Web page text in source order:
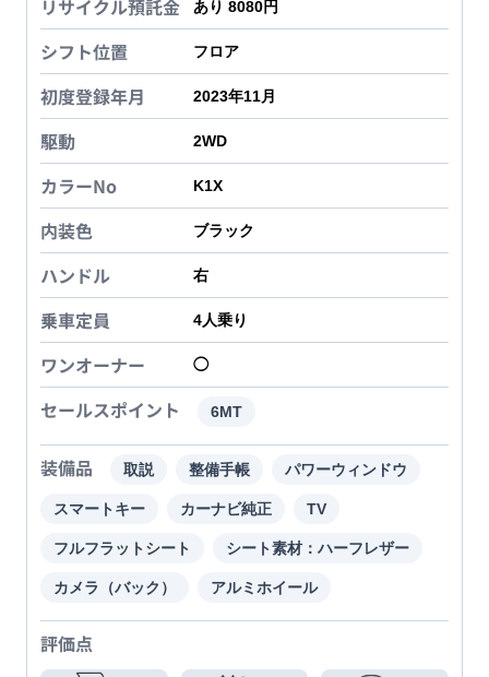
リサイクル預託金 あり 8080円
シフト位置 フロア
初度登録年月 2023年11月
駆動 2WD
カラーNo K1X
内装色 ブラック
ハンドル 右
乗車定員 4人乗り
ワンオーナー ◯
セールスポイント 6MT
装備品 取説 整備手帳 パワーウィンドウ
スマートキー カーナビ純正 TV
フルフラットシート シート素材：ハーフレザー
カメラ（バック） アルミホイール
評価点